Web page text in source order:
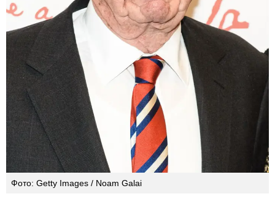
Фото: Getty Images / Noam Galai